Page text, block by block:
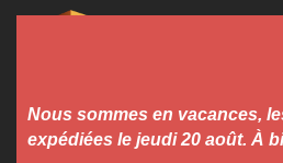
Nous sommes en vacances,
expédiées le jeudi 20 août. À